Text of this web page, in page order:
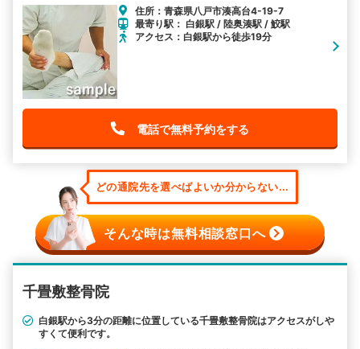
住所：青森県八戸市湊高台4-19-7
最寄り駅： 白銀駅 / 陸奥湊駅 / 鮫駅
アクセス：白銀駅から徒歩19分
電話で無料予約をする
どの通院先を選べばよいか分からない...
そんな時は無料相談窓口へ
千畳敷整骨院
白銀駅から3分の距離に位置している千畳敷整骨院はアクセスがしや
すくて便利です。